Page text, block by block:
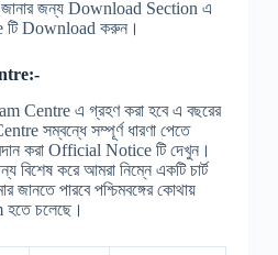
জানার জন্য Download Section এ
টি Download করুন।
Centre এ গ্রহণ করা হবে এ বছরের
সম্বন্ধে সম্পূর্ণ ধারণা পেতে
করা Official Notice টি দেখুন।
বিশেষ করে আমরা নিম্নে একটি চার্ট
জানতে পারবে পশ্চিমবঙ্গের কোথায়
চলেছে।